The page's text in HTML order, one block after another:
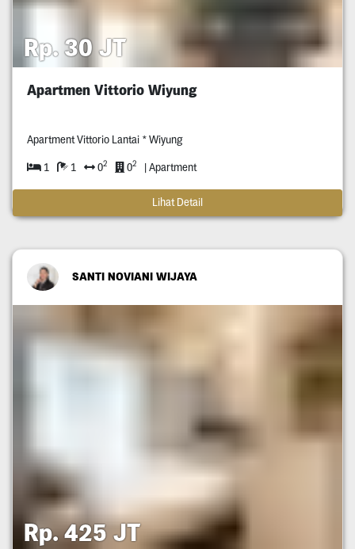
Rp. 30 JT
Apartmen Vittorio Wiyung
Apartment Vittorio Lantai * Wiyung
1 1 02 02 | Apartment
Lihat Detail
SANTI NOVIANI WIJAYA
Rp. 425 JT